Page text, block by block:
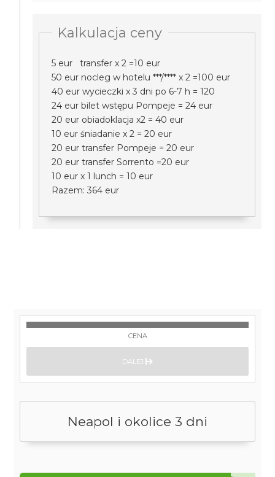
Kalkulacja ceny
5 eur transfer x 2 =10 eur
50 eur nocleg w hotelu ***/**** x 2 =100 eur
40 eur wycieczki x 3 dni po 6-7 h = 120
24 eur bilet wstępu Pompeje = 24 eur
20 eur obiadoklacja x2 = 40 eur
10 eur śniadanie x 2 = 20 eur
20 eur transfer Pompeje = 20 eur
20 eur transfer Sorrento =20 eur
10 eur x 1 lunch = 10 eur
Razem: 364 eur
Neapol i okolice 3 dni
CENA
DALEJ